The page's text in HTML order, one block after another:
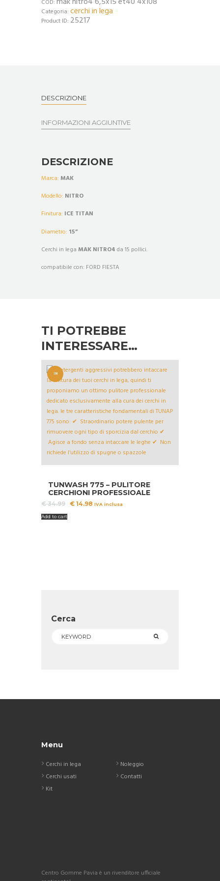
COD:
Categoria: cerchi in lega
Product ID: 25217
DESCRIZIONE
INFORMAZIONI AGGIUNTIVE
DESCRIZIONE
Marca: MAK
Modello: NITRO
Finitura: ICE TITAN
Diametro: 15”
Cerchi in lega MAK NITRO4 da 15 pollici.
compatibile con: FORD FIESTA
TI POTREBBE
INTERESSARE…
IN
OFFERT
A!
TUNWASH 775 – PULITORE
CERCHIONI PROFESSIOALE
€34.99 Il
€ 14.98 IlIVA inclusa
Add to cart
Cerca
Menu
Cerchi in lega
Cerchi usati
Kit
Noleggio
Contatti
Centro Gomme Pavia è un rivenditore ufficiale